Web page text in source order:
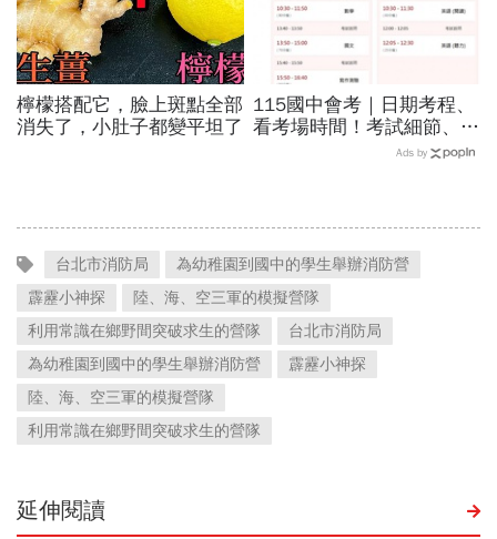
檸檬搭配它，臉上斑點全部
消失了，小肚子都變平坦了
115國中會考｜日期考程、
看考場時間！考試細節、考
場禁忌、違規扣分、成績公
Ads by
台北市消防局
為幼稚園到國中的學生舉辦消防營
霹靂小神探
陸、海、空三軍的模擬營隊
利用常識在鄉野間突破求生的營隊
台北市消防局
為幼稚園到國中的學生舉辦消防營
霹靂小神探
陸、海、空三軍的模擬營隊
利用常識在鄉野間突破求生的營隊
延伸閱讀